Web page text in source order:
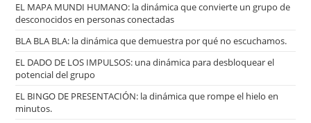
EL MAPA MUNDI HUMANO: la dinámica que convierte un grupo de
desconocidos en personas conectadas
BLA BLA BLA: la dinámica que demuestra por qué no escuchamos.
EL DADO DE LOS IMPULSOS: una dinámica para desbloquear el
potencial del grupo
EL BINGO DE PRESENTACIÓN: la dinámica que rompe el hielo en
minutos.